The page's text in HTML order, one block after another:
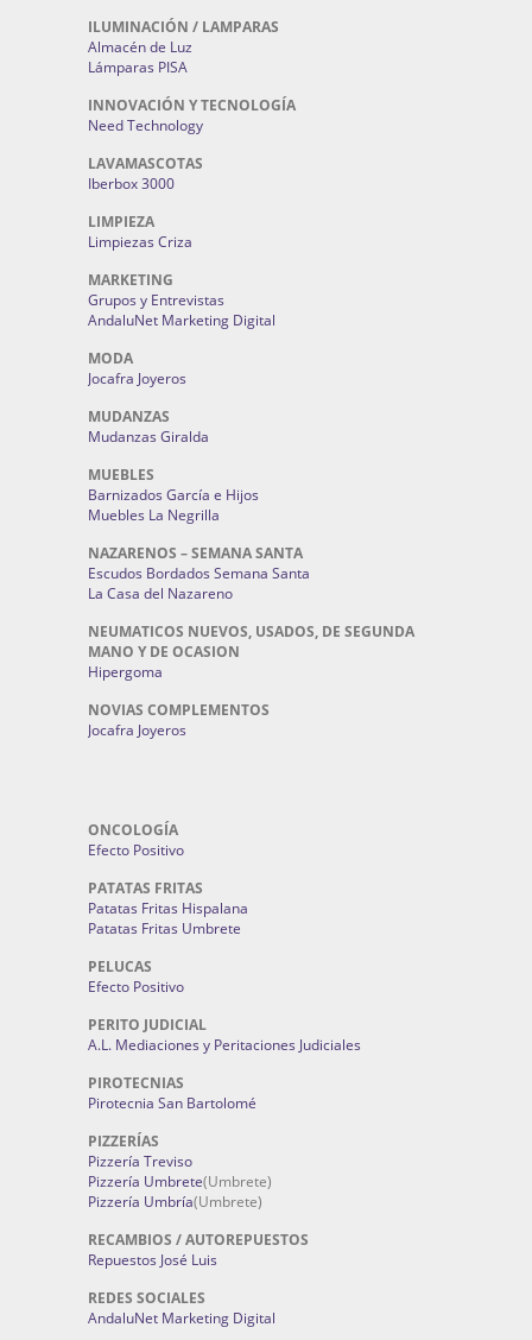
ILUMINACIÓN / LAMPARAS
Almacén de Luz
Lámparas PISA
INNOVACIÓN Y TECNOLOGÍA
Need Technology
LAVAMASCOTAS
Iberbox 3000
LIMPIEZA
Limpiezas Criza
MARKETING
Grupos y Entrevistas
AndaluNet Marketing Digital
MODA
Jocafra Joyeros
MUDANZAS
Mudanzas Giralda
MUEBLES
Barnizados García e Hijos
Muebles La Negrilla
NAZARENOS – SEMANA SANTA
Escudos Bordados Semana Santa
La Casa del Nazareno
NEUMATICOS NUEVOS, USADOS, DE SEGUNDA
MANO Y DE OCASION
Hipergoma
NOVIAS COMPLEMENTOS
Jocafra Joyeros
ONCOLOGÍA
Efecto Positivo
PATATAS FRITAS
Patatas Fritas Hispalana
Patatas Fritas Umbrete
PELUCAS
Efecto Positivo
PERITO JUDICIAL
A.L. Mediaciones y Peritaciones Judiciales
PIROTECNIAS
Pirotecnia San Bartolomé
PIZZERÍAS
Pizzería Treviso
Pizzería Umbrete(Umbrete)
Pizzería Umbría(Umbrete)
RECAMBIOS / AUTOREPUESTOS
Repuestos José Luis
REDES SOCIALES
AndaluNet Marketing Digital